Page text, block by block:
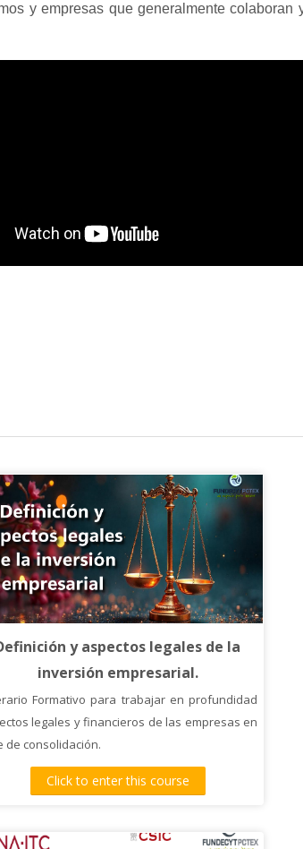
y empresas que generalmente
y aspectos legales de la
inversión empresarial.
Formativo para trabajar en profundidad
legales y financieros de las empresas en
de consolidación.
Click to enter this course